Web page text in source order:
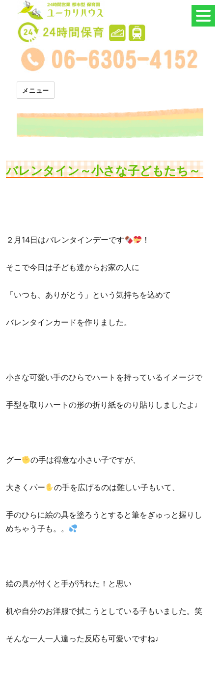
24時間託児所 ユーカリハウス
メニュー
バレンタイン～小さな子どもたち～
２月14日はバレンタインデーです ！
そこで今日は子ども達からお家の人に
「いつも、ありがとう」という気持ちを込めて
バレンタインカードを作りました。
小さな可愛い手のひらでハートを持っているイメージで
手型を取りハートの形の折り紙をのり貼りしましたよ♩
グー の手は得意な小さい子ですが、
大きくパー の手を広げるのは難しい子もいて、
手のひらに絵の具を塗ろうとすると筆をぎゅっと握りし
めちゃう子も。。
絵の具が付くと手が汚れた！と思い
机や自分のお洋服で拭こうとしている子もいました。笑
そんな一人一人違った反応も可愛いですね♩